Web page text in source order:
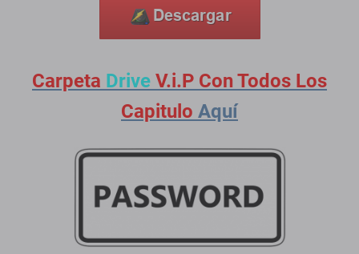
Carpeta Drive V.i.P Con Todos Los
Capitulo Aquí